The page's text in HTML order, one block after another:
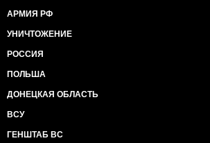
АРМИЯ РФ
УНИЧТОЖЕНИЕ
РОССИЯ
ПОЛЬША
ДОНЕЦКАЯ ОБЛАСТЬ
ВСУ
ГЕНШТАБ ВС